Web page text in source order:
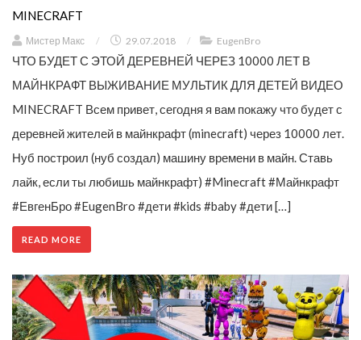
MINECRAFT
Мистер Макс / 29.07.2018 / EugenBro
ЧТО БУДЕТ С ЭТОЙ ДЕРЕВНЕЙ ЧЕРЕЗ 10000 ЛЕТ В
МАЙНКРАФТ ВЫЖИВАНИЕ МУЛЬТИК ДЛЯ ДЕТЕЙ ВИДЕО
MINECRAFT Всем привет, сегодня я вам покажу что будет с
деревней жителей в майнкрафт (minecraft) через 10000 лет.
Нуб построил (нуб создал) машину времени в майн. Ставь
лайк, если ты любишь майнкрафт) #Minecraft #Майнкрафт
#ЕвгенБро #EugenBro #дети #kids #baby #дети […]
READ MORE